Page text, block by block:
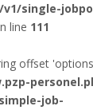
single-
line 111
offset
job-